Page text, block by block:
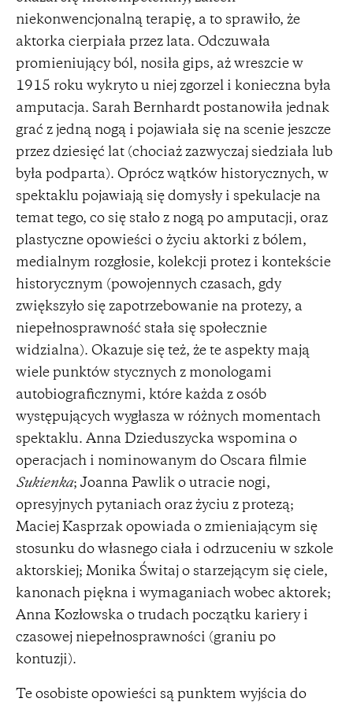
niekonwencjonalną terapię, a to sprawiło, że
aktorka cierpiała przez lata. Odczuwała
promieniujący ból, nosiła gips, aż wreszcie w
1915 roku wykryto u niej zgorzel i konieczna była
amputacja. Sarah Bernhardt postanowiła jednak
grać z jedną nogą i pojawiała się na scenie jeszcze
przez dziesięć lat (chociaż zazwyczaj siedziała lub
była podparta). Oprócz wątków historycznych, w
spektaklu pojawiają się domysły i spekulacje na
temat tego, co się stało z nogą po amputacji, oraz
plastyczne opowieści o życiu aktorki z bólem,
medialnym rozgłosie, kolekcji protez i kontekście
historycznym (powojennych czasach, gdy
zwiększyło się zapotrzebowanie na protezy, a
niepełnosprawność stała się społecznie
widzialna). Okazuje się też, że te aspekty mają
wiele punktów stycznych z monologami
autobiograficznymi, które każda z osób
występujących wygłasza w różnych momentach
spektaklu. Anna Dzieduszycka wspomina o
operacjach i nominowanym do Oscara filmie
Sukienka; Joanna Pawlik o utracie nogi,
opresyjnych pytaniach oraz życiu z protezą;
Maciej Kasprzak opowiada o zmieniającym się
stosunku do własnego ciała i odrzuceniu w szkole
aktorskiej; Monika Świtaj o starzejącym się ciele,
kanonach piękna i wymaganiach wobec aktorek;
Anna Kozłowska o trudach początku kariery i
czasowej niepełnosprawności (graniu po
kontuzji).
Te osobiste opowieści są punktem wyjścia do